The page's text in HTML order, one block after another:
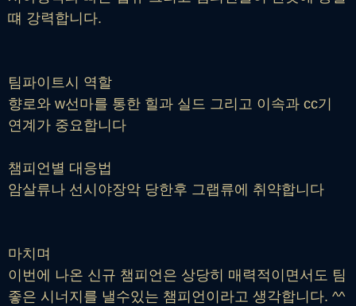
떄 강력합니다.
팀파이트시 역할
향로와 w선마를 통한 힐과 실드 그리고 이속과 cc기
연계가 중요합니다
챔피언별 대응법
암살류나 선시야장악 당한후 그랩류에 취약합니다
마치며
이번에 나온 신규 챔피언은 상당히 매력적이면서도 팀
좋은 시너지를 낼수있는 챔피언이라고 생각합니다. ^^